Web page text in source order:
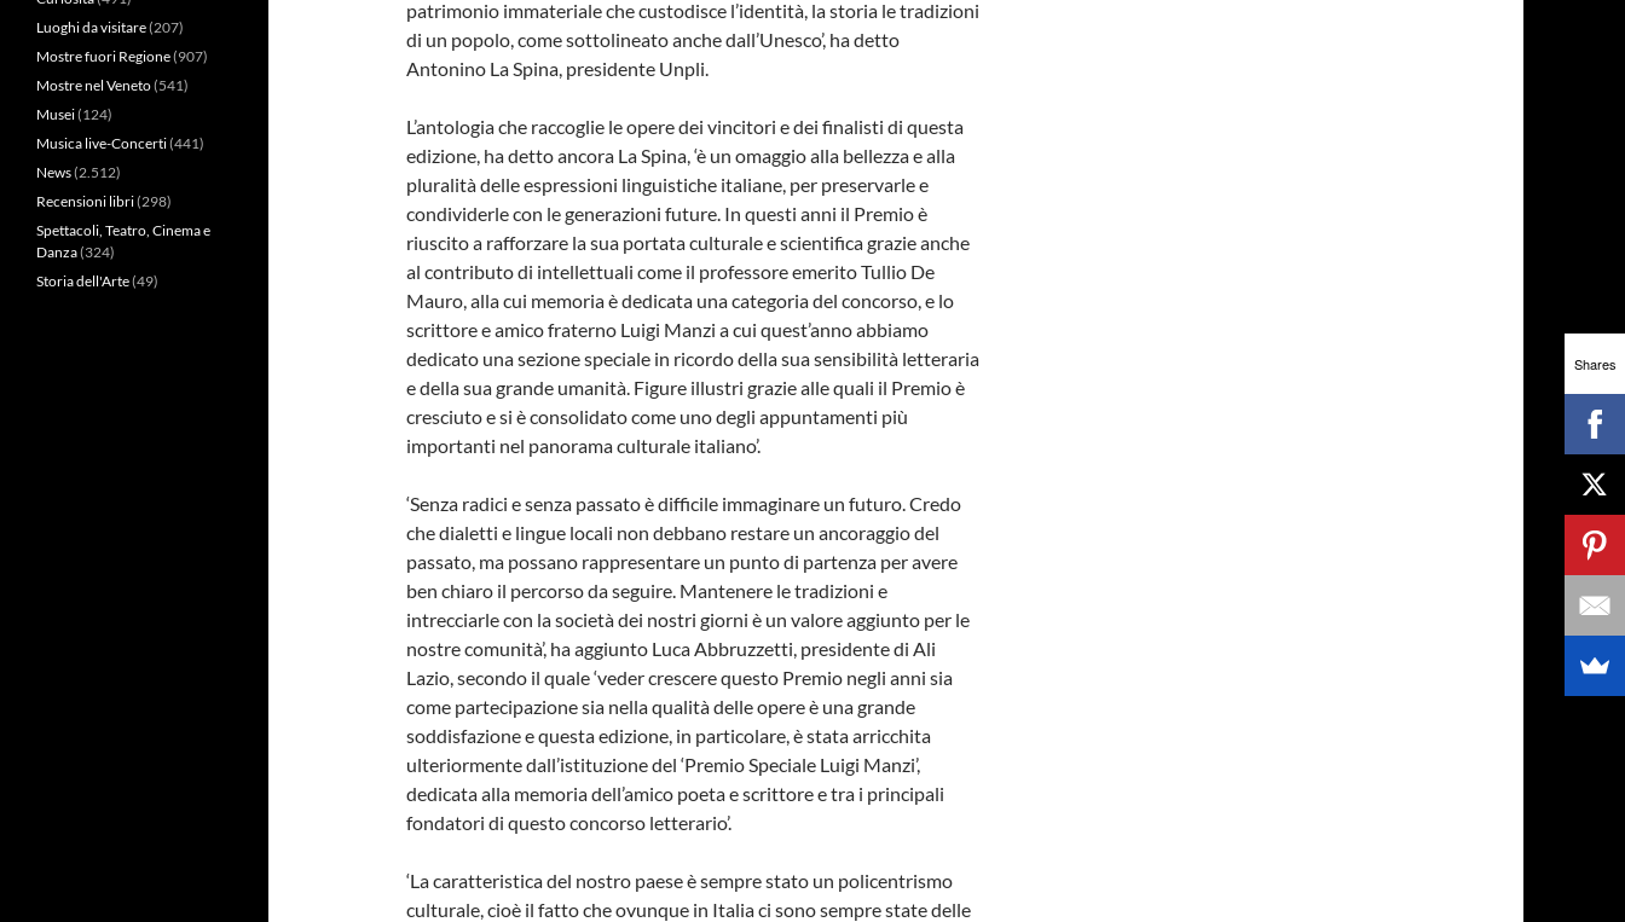
patrimonio immateriale che custodisce l’identità, la storia le tradizioni
di un popolo, come sottolineato anche dall’Unesco’, ha detto
Antonino La Spina, presidente Unpli.
L’antologia che raccoglie le opere dei vincitori e dei finalisti di questa
edizione, ha detto ancora La Spina, ‘è un omaggio alla bellezza e alla
pluralità delle espressioni linguistiche italiane, per preservarle e
condividerle con le generazioni future. In questi anni il Premio è
riuscito a rafforzare la sua portata culturale e scientifica grazie anche
al contributo di intellettuali come il professore emerito Tullio De
Mauro, alla cui memoria è dedicata una categoria del concorso, e lo
scrittore e amico fraterno Luigi Manzi a cui quest’anno abbiamo
dedicato una sezione speciale in ricordo della sua sensibilità letteraria
e della sua grande umanità. Figure illustri grazie alle quali il Premio è
cresciuto e si è consolidato come uno degli appuntamenti più
importanti nel panorama culturale italiano’.
‘Senza radici e senza passato è difficile immaginare un futuro. Credo
che dialetti e lingue locali non debbano restare un ancoraggio del
passato, ma possano rappresentare un punto di partenza per avere
ben chiaro il percorso da seguire. Mantenere le tradizioni e
intrecciarle con la società dei nostri giorni è un valore aggiunto per le
nostre comunità’, ha aggiunto Luca Abbruzzetti, presidente di Ali
Lazio, secondo il quale ‘veder crescere questo Premio negli anni sia
come partecipazione sia nella qualità delle opere è una grande
soddisfazione e questa edizione, in particolare, è stata arricchita
ulteriormente dall’istituzione del ‘Premio Speciale Luigi Manzi’,
dedicata alla memoria dell’amico poeta e scrittore e tra i principali
fondatori di questo concorso letterario’.
‘La caratteristica del nostro paese è sempre stato un policentrismo
culturale, cioè il fatto che ovunque in Italia ci sono sempre state delle
Luoghi da visitare(207)
Mostre fuori Regione(907)
Mostre nel Veneto(541)
Musei(124)
Musica live-Concerti(441)
News(2.512)
Recensioni libri(298)
Spettacoli, Teatro, Cinema e
Danza(324)
Storia dell'Arte(49)
Shares